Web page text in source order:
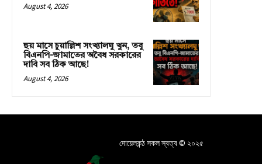
August 4, 2026
ছয় মাসে চুয়াল্লিশ সংখ্যালঘু খুন, তবু
বিএনপি-জামাতের অবৈধ সরকারের
দাবি সব ঠিক আছে!
August 4, 2026
দোয়েলকন্ঠ সকল স্বত্ব © ২০২৫